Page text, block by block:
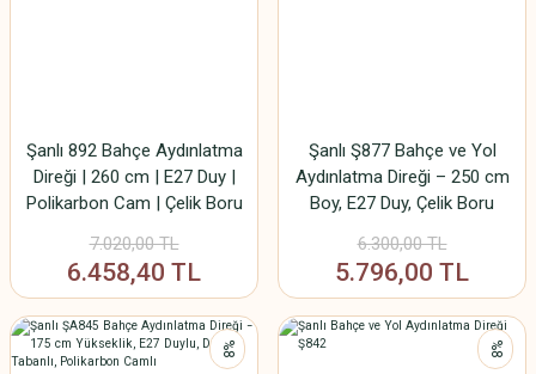
Şanlı 892 Bahçe Aydınlatma
Direği | 260 cm | E27 Duy |
Polikarbon Cam | Çelik Boru
Mekan
7.020,00 TL
6.458,40 TL
Şanlı Ş877 Bahçe ve Yol
Aydınlatma Direği – 250 cm
Boy, E27 Duy, Çelik Boru
Kollu
6.300,00 TL
5.796,00 TL
%8 %8